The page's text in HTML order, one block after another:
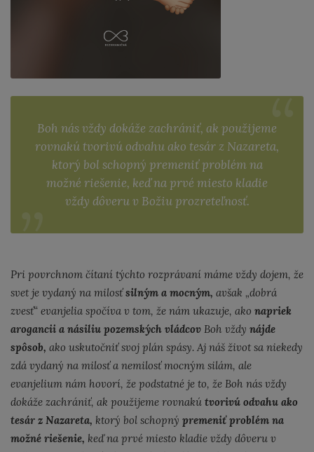
Boh nás vždy dokáže zachrániť, ak použijeme
rovnakútvorivú odvahu ako tesár z Nazareta,
ktorý bol schopný premeniť problém na
možné riešenie, keď na prvé miesto kladie
vždy dôveru v Božiu prozreteľnosť.
Pri povrchnom čítaní týchto rozprávaní máme vždy dojem, že
svet je vydaný na milosťsilným a mocným, avšak „dobrá
zvesť“ evanjelia spočíva v tom, že nám ukazuje, ako napriek
arogancii a násiliu pozemských vládcov Boh vždy nájde
spôsob, ako uskutočniť svoj plán spásy. Aj náš život sa niekedy
zdá vydaný na milosť a nemilosť mocným silám, ale
evanjelium nám hovorí, že podstatné je to, že Boh nás vždy
dokáže zachrániť, ak použijeme rovnakú tvorivú odvahu ako
tesár z Nazareta, ktorý bol schopný premeniť problém na
možné riešenie, keď na prvé miesto kladie vždy dôveru v